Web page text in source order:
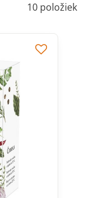
10 položiek